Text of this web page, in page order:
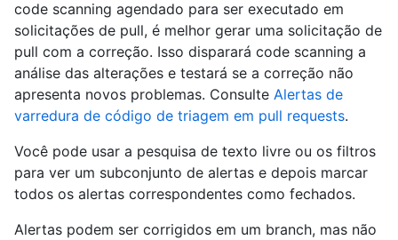
code scanning agendado para ser executado em
solicitações de pull, é melhor gerar uma solicitação de
pull com a correção. Isso disparará code scanning a
análise das alterações e testará se a correção não
apresenta novos problemas. Consulte Alertas de
varredura de código de triagem em pull requests.
Você pode usar a pesquisa de texto livre ou os filtros
para ver um subconjunto de alertas e depois marcar
todos os alertas correspondentes como fechados.
Alertas podem ser corrigidos em um branch, mas não